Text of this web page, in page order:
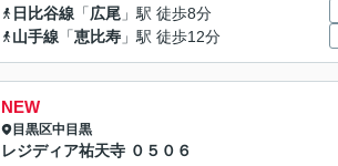
日比谷線 「広尾 」駅 徒歩8分
山手線 「恵比寿 」駅 徒歩12分
NEW
目黒区中目黒
レジディア祐天寺 ０５０６